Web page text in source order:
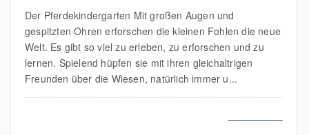
Der Pferdekindergarten Mit großen Augen und
gespitzten Ohren erforschen die kleinen Fohlen die neue
Welt. Es gibt so viel zu erleben, zu erforschen und zu
lernen. Spielend hüpfen sie mit ihren gleichaltrigen
Freunden über die Wiesen, natürlich immer u...